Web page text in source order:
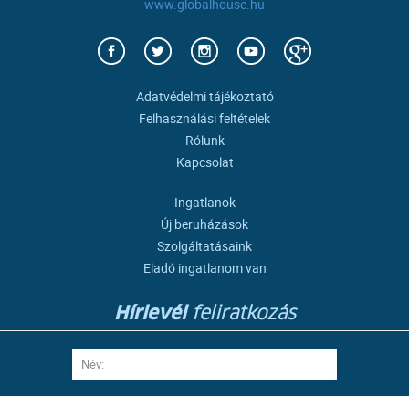
www.globalhouse.hu
Adatvédelmi tájékoztató
Felhasználási feltételek
Rólunk
Kapcsolat
Ingatlanok
Új beruházások
Szolgáltatásaink
Eladó ingatlanom van
Hírlevélfeliratkozás